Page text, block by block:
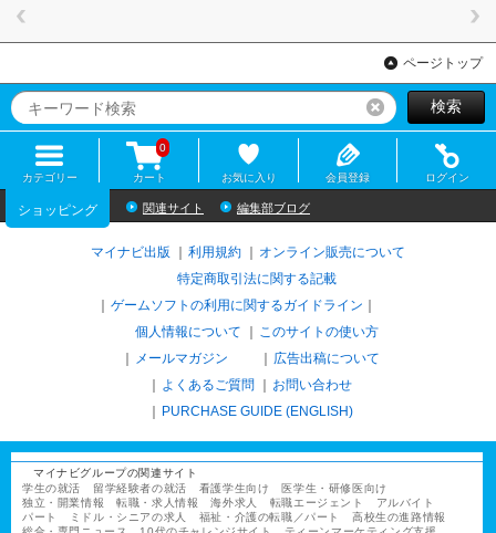
ページトップ
リセット検索
カテゴリー カート
0
お気に入り 会員登録 ログイン
ショッピング 関連サイト 編集部ブログ
マイナビ出版 利用規約
オンライン販売について
特定商取引法に関する記載
ゲームソフトの利用に関するガイドライン
個人情報について
このサイトの使い方
メールマガジン
広告出稿について
よくあるご質問
お問い合わせ
PURCHASE GUIDE (ENGLISH)
マイナビグループの関連サイト
学生の就活
留学経験者の就活 看護学生向け
医学生・研修医向け
独立・開業情報
転職・求人情報 海外求人 転職エージェント
アルバイト
パート
ミドル・シニアの求人 福祉・介護の転職／パート
高校生の進路情報